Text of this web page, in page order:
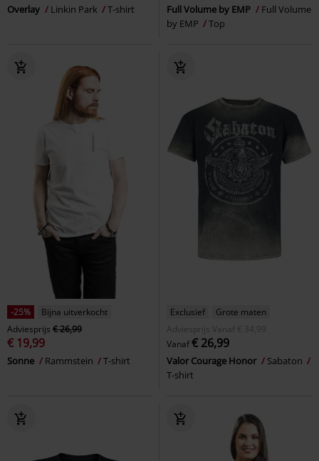
Overlay Linkin Park T-shirt Full Volume by EMP
Full Volume
by EMP
Top
-25%
Bijna uitverkocht
Adviesprijs € 26,99
€ 19,99
Sonne Rammstein T-shirt
Exclusief
Grote maten
Adviesprijs
Vanaf € 34,99
Vanaf€ 26,99
Valor Courage Honor
Sabaton
T-shirt